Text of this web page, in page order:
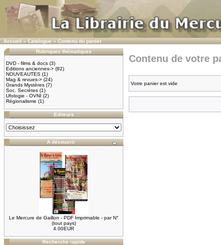
Accueil»Catalogue»Contenu du panier
Rubriques thématiques
DVD - films & docs (3)
Editions anciennes-> (82)
NOUVEAUTES (1)
Mag & revues-> (24)
Grands Mystères (7)
Soc. Secrètes (1)
Ufologie - OVNI (2)
Régionalisme (1)
Editeurs
A découvrir
Le Mercure de Gaillon - PDF Imprimable - par N°
(tout pays)
4.00EUR
Recherche rapide
Contenu de votre
Votre panier est vide